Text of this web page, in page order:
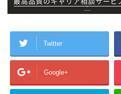
Twitter
Google+